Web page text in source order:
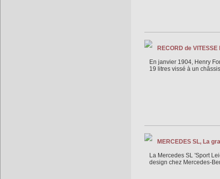
RECORD de
En janvier 1904, Henry
19 litres vissé à un
MERCEDES SL, La
La Mercedes SL 'Sport
design chez Mercedes-